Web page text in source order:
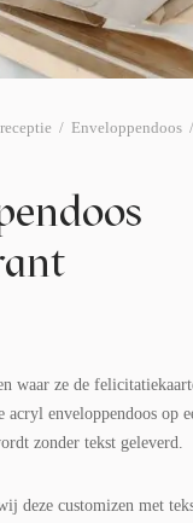
/ Enveloppendoos /
waar ze de
acryl enveloppendoos op
zonder tekst geleverd.
deze customizen met